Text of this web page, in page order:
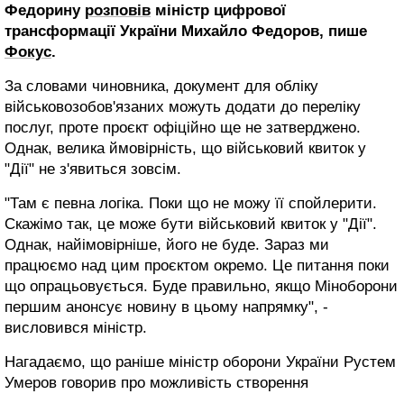
Федорину розповів міністр цифрової
трансформації України Михайло Федоров, пише
Фокус.
За словами чиновника, документ для обліку
військовозобов'язаних можуть додати до переліку
послуг, проте проєкт офіційно ще не затверджено.
Однак, велика ймовірність, що військовий квиток у
"Дії" не з'явиться зовсім.
"Там є певна логіка. Поки що не можу її спойлерити.
Скажімо так, це може бути військовий квиток у "Дії".
Однак, найімовірніше, його не буде. Зараз ми
працюємо над цим проєктом окремо. Це питання поки
що опрацьовується. Буде правильно, якщо Міноборони
першим анонсує новину в цьому напрямку", -
висловився міністр.
Нагадаємо, що раніше міністр оборони України Рустем
Умеров говорив про можливість створення